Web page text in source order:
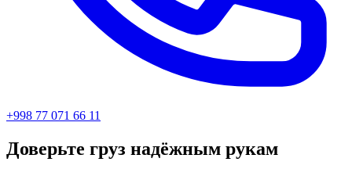
+998 77 071 66 11
Доверьте груз надёжным рукам